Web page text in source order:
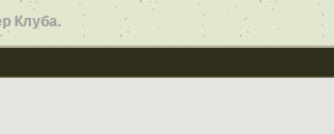
Клуба.